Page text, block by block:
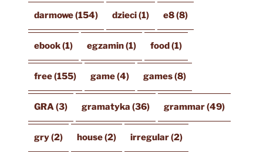
darmowe(154) dzieci(1) e8(8)
ebook(1) egzamin(1) food(1)
free(155) game(4) games(8)
GRA(3) gramatyka (36) grammar(49)
gry(2) house(2) irregular(2)